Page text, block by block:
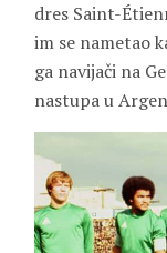
dres Saint-
im se nametao
ga navijači na
nastupa u